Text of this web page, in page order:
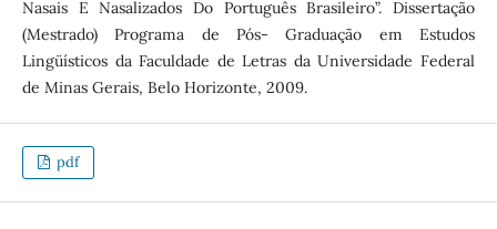
Nasais E Nasalizados Do Português Brasileiro”. Dissertação
(Mestrado) Programa de Pós- Graduação em Estudos
Lingüísticos da Faculdade de Letras da Universidade Federal
de Minas Gerais, Belo Horizonte, 2009.
pdf